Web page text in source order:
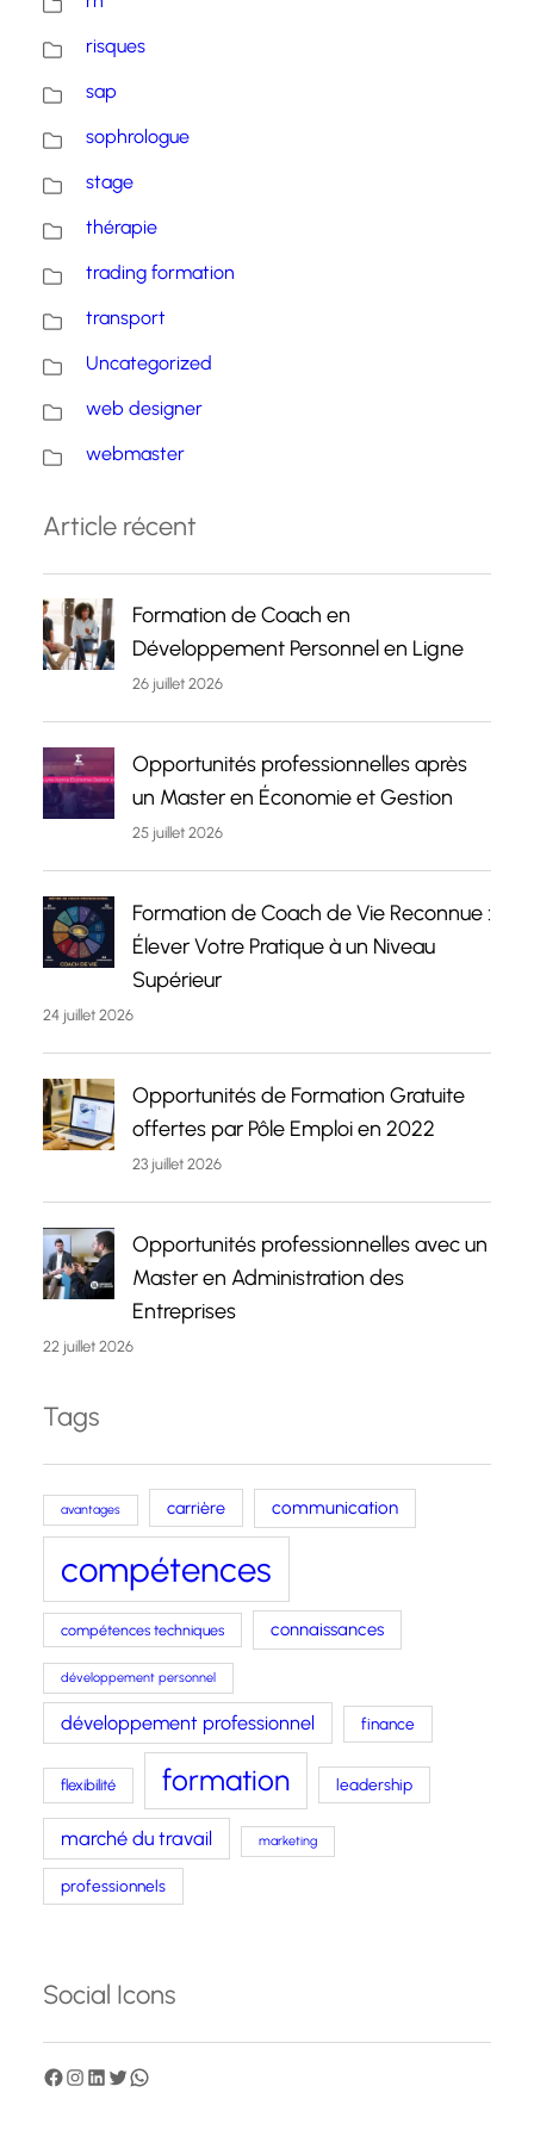
risques
sap
sophrologue
stage
thérapie
trading formation
transport
Uncategorized
web designer
webmaster
Article récent
Formation de Coach en
Développement Personnel en Ligne
26 juillet 2026
Opportunités professionnelles après
un Master en Économie et Gestion
25 juillet 2026
Formation de Coach de Vie Reconnue :
Élever Votre Pratique à un Niveau
Supérieur
24 juillet 2026
Opportunités de Formation Gratuite
offertes par Pôle Emploi en 2022
23 juillet 2026
Opportunités professionnelles avec un
Master en Administration des
Entreprises
22 juillet 2026
Tags
avantages carrière communication
compétences
compétences techniques connaissances
développement personnel
développement professionnel finance
flexibilité formation leadership
marché du travail marketing
professionnels
Social Icons
F I
L T W